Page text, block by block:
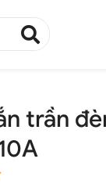
trần